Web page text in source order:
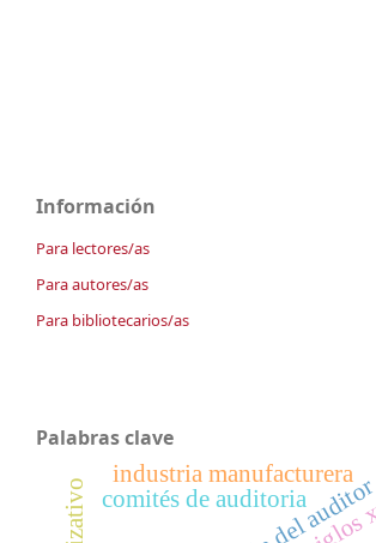
Información
Para lectores/as
Para autores/as
Para bibliotecarios/as
Palabras clave
comités de auditoria
industria manufacturera